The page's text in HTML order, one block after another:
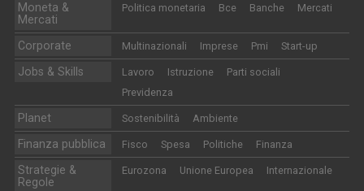
Moneta &
Mercati
Politica monetaria Bce Banche Mercati
Corporate Multinazionali Imprese Pmi Start-up
Jobs & Skills Lavoro Istruzione
Parti sociali
Previdenza
Planet Sostenibilità Ambiente
Finanza pubblica Fisco Spesa Politiche Finanza
Strategie &
Regole
Eurozona Unione Europea Internazionale